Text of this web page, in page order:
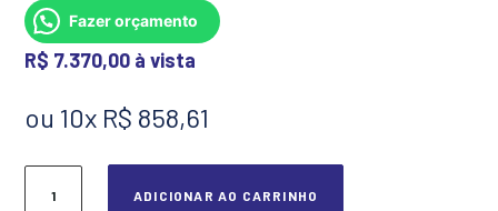
Fazer orçamento
R$ 7.370,00
ou 10x R$ 858,61
ADICIONAR AO CARRINHO